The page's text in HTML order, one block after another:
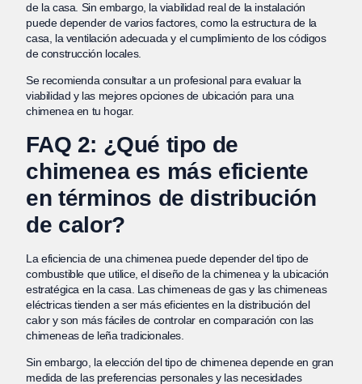
de la casa. Sin embargo, la viabilidad real de la instalación
puede depender de varios factores, como la estructura de la
casa, la ventilación adecuada y el cumplimiento de los códigos
de construcción locales.
Se recomienda consultar a un profesional para evaluar la
viabilidad y las mejores opciones de ubicación para una
chimenea en tu hogar.
FAQ 2: ¿Qué tipo de
chimenea es más eficiente
en términos de distribución
de calor?
La eficiencia de una chimenea puede depender del tipo de
combustible que utilice, el diseño de la chimenea y la ubicación
estratégica en la casa. Las chimeneas de gas y las chimeneas
eléctricas tienden a ser más eficientes en la distribución del
calor y son más fáciles de controlar en comparación con las
chimeneas de leña tradicionales.
Sin embargo, la elección del tipo de chimenea depende en gran
medida de las preferencias personales y las necesidades